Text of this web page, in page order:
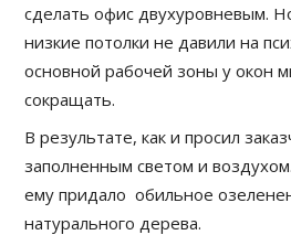
сделать офис двухуровневым.
низкие потолки не давили на
основной рабочей зоны у окон
сокращать.
В результате, как и просил
заполненным светом и
ему придало обильное
натурального дерева.